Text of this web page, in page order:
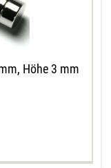
Höhe 3 mm